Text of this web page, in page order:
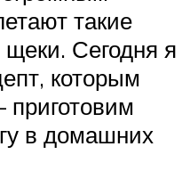
такие
Сегодня я
которым
приготовим
в домашних